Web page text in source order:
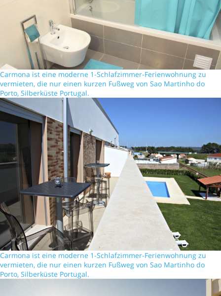
Carmona ist eine moderne 1-Schlafzimmer-Ferienwohnung zu
vermieten, die nur einen kurzen Fußweg von Sao Martinho do
Porto, Silberküste Portugal.
Carmona ist eine moderne 1-Schlafzimmer-Ferienwohnung zu
vermieten, die nur einen kurzen Fußweg von Sao Martinho do
Porto, Silberküste Portugal.